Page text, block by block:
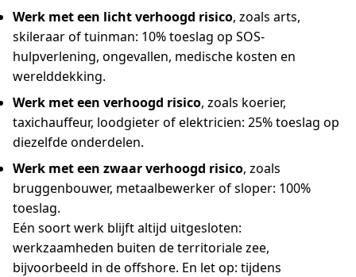
Werk met een licht verhoogd risico, zoals arts,
skileraar of tuinman: 10% toeslag op SOS-
hulpverlening, ongevallen, medische kosten en
werelddekking.
Werk met een verhoogd risico, zoals koerier,
taxichauffeur, loodgieter of elektricien: 25% toeslag op
diezelfde onderdelen.
Werk met een zwaar verhoogd risico, zoals
bruggenbouwer, metaalbewerker of sloper: 100%
toeslag.
Eén soort werk blijft altijd uitgesloten:
werkzaamheden buiten de territoriale zee,
bijvoorbeeld in de offshore. En let op: tijdens